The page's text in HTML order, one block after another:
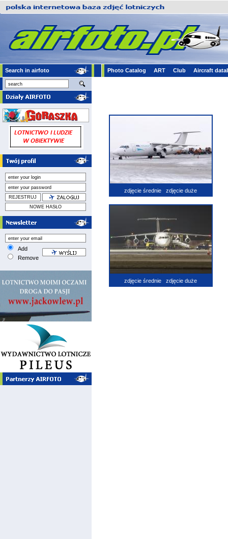
Search in airfoto Photo Catalog ART Club Aircraft
Add
Remove
zdjęcie średnie zdjęcie duże
zdjęcie średnie zdjęcie duże